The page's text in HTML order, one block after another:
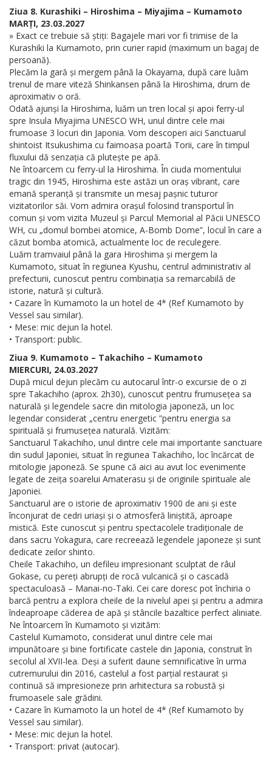
Ziua 8. Kurashiki – Hiroshima – Miyajima – Kumamoto
MARȚI, 23.03.2027
» Exact ce trebuie să știți: Bagajele mari vor fi trimise de la
Kurashiki la Kumamoto, prin curier rapid (maximum un bagaj de
persoană).
Plecăm la gară și mergem până la Okayama, după care luăm
trenul de mare viteză Shinkansen până la Hiroshima, drum de
aproximativ o oră.
Odată ajunși la Hiroshima, luăm un tren local și apoi ferry-ul
spre Insula Miyajima UNESCO WH, unul dintre cele mai
frumoase 3 locuri din Japonia. Vom descoperi aici Sanctuarul
shintoist Itsukushima cu faimoasa poartă Torii, care în timpul
fluxului dă senzația că plutește pe apă.
Ne întoarcem cu ferry-ul la Hiroshima. În ciuda momentului
tragic din 1945, Hiroshima este astăzi un oraș vibrant, care
emană speranță și transmite un mesaj pașnic tuturor
vizitatorilor săi. Vom admira orașul folosind transportul în
comun și vom vizita Muzeul și Parcul Memorial al Păcii UNESCO
WH, cu „domul bombei atomice, A-Bomb Dome”, locul în care a
căzut bomba atomică, actualmente loc de reculegere.
Luăm tramvaiul până la gara Hiroshima și mergem la
Kumamoto, situat în regiunea Kyushu, centrul administrativ al
prefecturii, cunoscut pentru combinația sa remarcabilă de
istorie, natură și cultură.
• Cazare în Kumamoto la un hotel de 4* (Ref Kumamoto by
Vessel sau similar).
• Mese: mic dejun la hotel.
• Transport: public.
Ziua 9. Kumamoto – Takachiho – Kumamoto
MIERCURI, 24.03.2027
După micul dejun plecăm cu autocarul într-o excursie de o zi
spre Takachiho (aprox. 2h30), cunoscut pentru frumusețea sa
naturală și legendele sacre din mitologia japoneză, un loc
legendar considerat „centru energetic ”pentru energia sa
spirituală și frumusețea naturală. Vizităm:
Sanctuarul Takachiho, unul dintre cele mai importante sanctuare
din sudul Japoniei, situat în regiunea Takachiho, loc încărcat de
mitologie japoneză. Se spune că aici au avut loc evenimente
legate de zeița soarelui Amaterasu și de originile spirituale ale
Japoniei.
Sanctuarul are o istorie de aproximativ 1900 de ani și este
înconjurat de cedri uriași și o atmosferă liniștită, aproape
mistică. Este cunoscut și pentru spectacolele tradiționale de
dans sacru Yokagura, care recreează legendele japoneze și sunt
dedicate zeilor shinto.
Cheile Takachiho, un defileu impresionant sculptat de râul
Gokase, cu pereți abrupți de rocă vulcanică și o cascadă
spectaculoasă – Manai-no-Taki. Cei care doresc pot închiria o
barcă pentru a explora cheile de la nivelul apei și pentru a admira
îndeaproape căderea de apă și stâncile bazaltice perfect aliniate.
Ne întoarcem în Kumamoto și vizităm:
Castelul Kumamoto, considerat unul dintre cele mai
impunătoare și bine fortificate castele din Japonia, construit în
secolul al XVII-lea. Deși a suferit daune semnificative în urma
cutremurului din 2016, castelul a fost parțial restaurat și
continuă să impresioneze prin arhitectura sa robustă și
frumoasele sale grădini.
• Cazare în Kumamoto la un hotel de 4* (Ref Kumamoto by
Vessel sau similar).
• Mese: mic dejun la hotel.
• Transport: privat (autocar).